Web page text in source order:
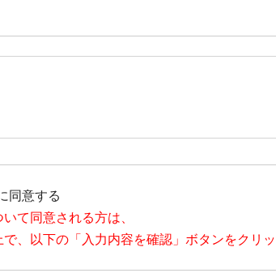
同意する
て同意される方は、
、以下の「入力内容を確認」ボタンをクリッ